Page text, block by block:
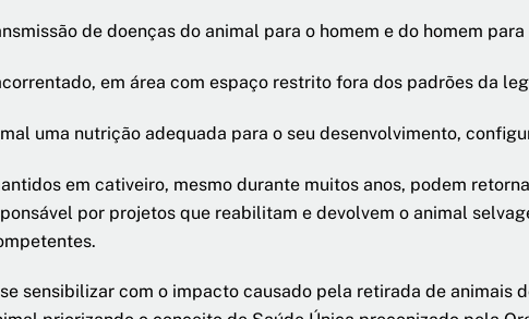
de doenças do animal para o homem e do homem para
em área com espaço restrito fora dos padrões da
uma nutrição adequada para o seu desenvolvimento,
em cativeiro, mesmo durante muitos anos, podem
por projetos que reabilitam e devolvem o animal
.
sensibilizar com o impacto causado pela retirada de